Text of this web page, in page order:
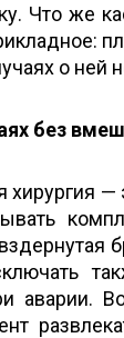
Что же
о ней
без
хирургия
аварии.